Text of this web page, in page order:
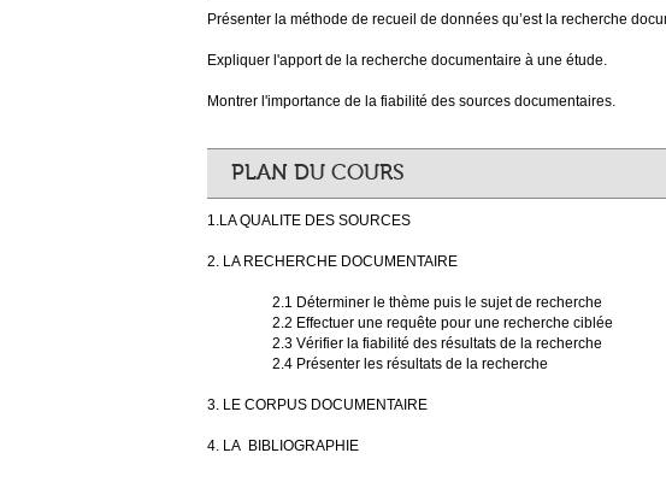
Présenter la méthode de recueil de données qu’est la recherche
Expliquer l'apport de la recherche documentaire à une étude.
Montrer l'importance de la fiabilité des sources documentaires.
PLAN DU COURS
1.LA QUALITE DES SOURCES
2. LA RECHERCHE DOCUMENTAIRE
2.1 Déterminer le thème puis le sujet de recherche
2.2 Effectuer une requête pour une recherche ciblée
2.3 Vérifier la fiabilité des résultats de la recherche
2.4 Présenter les résultats de la recherche
3. LE CORPUS DOCUMENTAIRE
4. LA BIBLIOGRAPHIE